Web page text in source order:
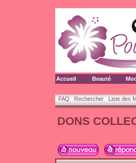
Accueil Beauté
FAQ Rechercher Liste des
DONS